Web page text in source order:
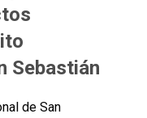
Sebastián
de San